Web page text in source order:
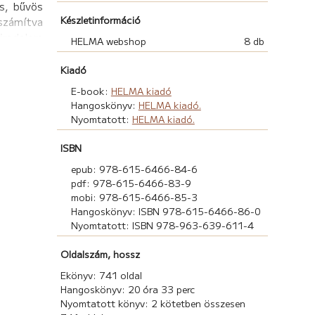
bűvös
élnie
saját
életet
Készletinformáció
HELMA webshop
8 db
Kiadó
E-book: HELMA kiadó
Hangoskönyv: HELMA kiadó.
Nyomtatott: HELMA kiadó.
ISBN
epub: 978-615-6466-84-6
pdf: 978-615-6466-83-9
mobi: 978-615-6466-85-3
Hangoskönyv: ISBN 978-615-6466-86-0
Nyomtatott: ISBN 978-963-639-611-4
Oldalszám, hossz
Ekönyv: 741 oldal
Hangoskönyv: 20 óra 33 perc
Nyomtatott könyv: 2 kötetben összesen